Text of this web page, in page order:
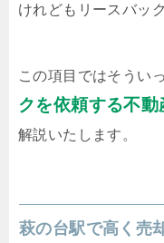
けれどもリースバッ
この項目ではそういっ
クを依頼する不
解説いたします。
萩の台駅で高く売